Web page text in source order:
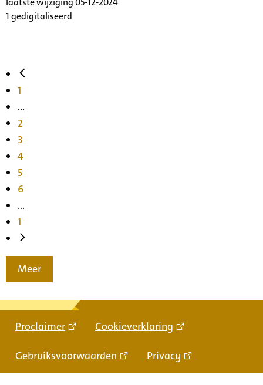
1 gedigitaliseerd
1
...
2
3
4
5
6
...
1
Meer
Proclaimer Cookieverklaring
Gebruiksvoorwaarden Privacy